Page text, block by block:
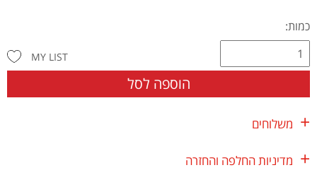
כמות:
הוספה לסל
MY LIST
משלוחים
מדיניות החלפה והחזרה